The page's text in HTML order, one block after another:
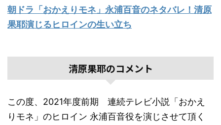
朝ドラ「おかえりモネ」永浦百音のネタバレ！清原
果耶演じるヒロインの生い立ち
清原果耶のコメント
この度、2021年度前期 連続テレビ小説「おかえ
りモネ」のヒロイン 永浦百音役を演じさせて頂く